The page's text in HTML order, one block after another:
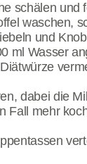
schälen
waschen,
und
ml Wasser
dabei die
Fall mehr